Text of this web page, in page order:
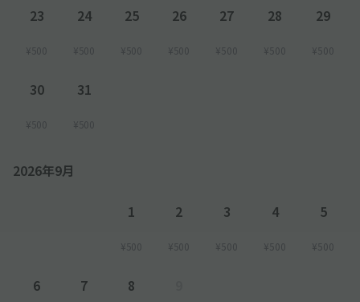
23
¥500
24
¥500
25
¥500
26
¥500
27
¥500
28
¥500
29
¥500
30
¥500
31
¥500
2026年9月
1
¥500
2
¥500
3
¥500
4
¥500
5
¥500
6 7 8